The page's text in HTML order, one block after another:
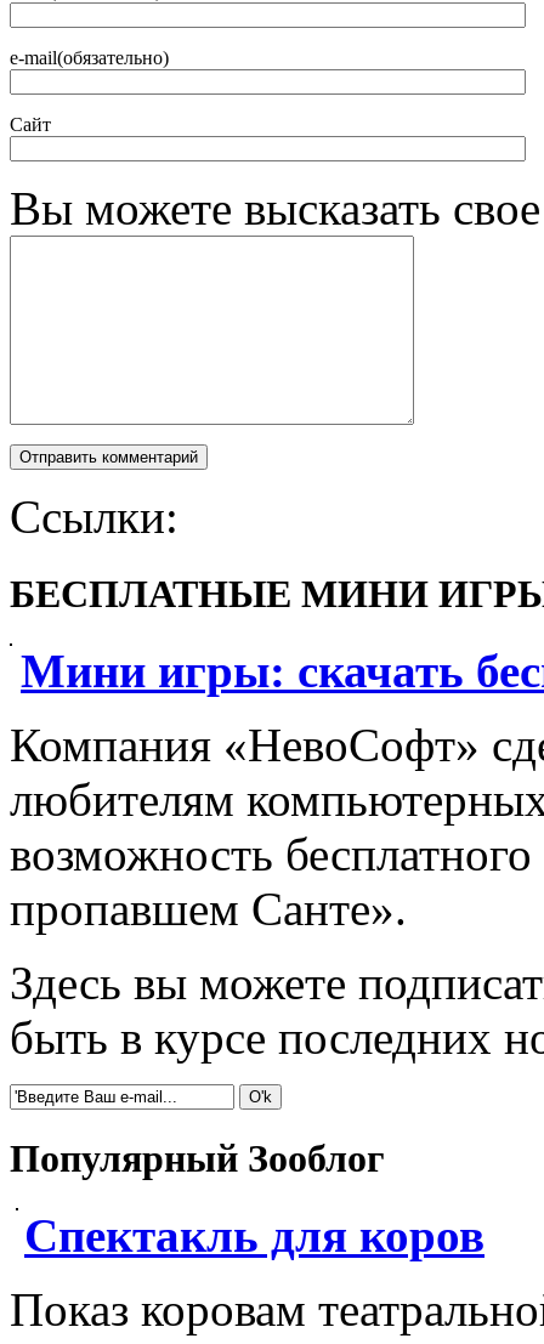
e-mail(обязательно)
Сайт
Вы можете высказать
Ссылки:
БЕСПЛАТНЫЕ МИНИ
Мини игры: скачать
Компания «НевоСофт»
любителям
возможность
пропавшем Санте».
Здесь вы можете
быть в курсе последних
Популярный Зооблог
Спектакль для коров
Показ коровам